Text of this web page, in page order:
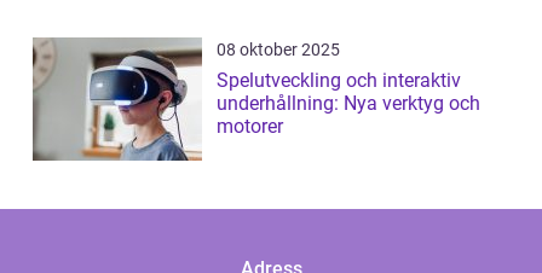
08 oktober 2025
Spelutveckling och interaktiv
underhållning: Nya verktyg och
motorer